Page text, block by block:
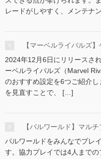
レードがしやすく、メンテナ
【マーベルライバルズ
2024年12月6日にリリースさ
ーベルライバルズ（Marvel
のおすすめ設定を6つご紹介
を見直すことで、 […]
【パルワールド】マル
パルワールドをみんなでプレ
す。協力プレイでは4人まで